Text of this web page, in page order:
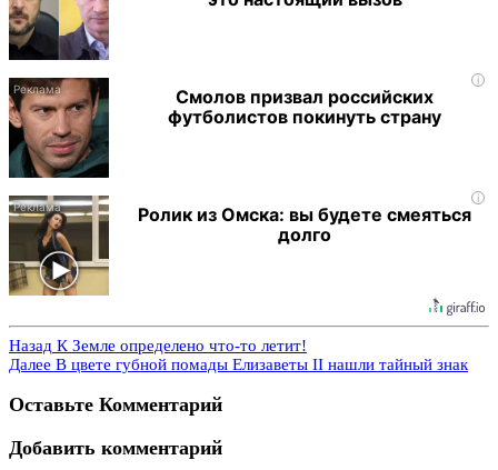
i
Смолов призвал российских
футболистов покинуть страну
i
Ролик из Омска: вы будете смеяться
долго
Назад К Земле определено что-то летит!
Далее В цвете губной помады Елизаветы II нашли тайный знак
Оставьте Комментарий
Добавить комментарий